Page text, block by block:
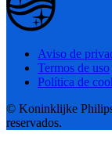
Aviso de
Termos de uso
Política de
© Koninklijke
reservados.